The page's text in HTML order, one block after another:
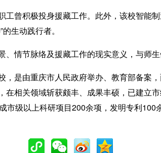
曾积极投身援藏工作。此外，该校智能
生动践行者。
节脉络及援藏工作的现实意义，与师生
是由重庆市人民政府举办、教育部备案
相关领域斩获颇丰、成果丰硕，已建立
市级以上科研项目200余项，发明专利100